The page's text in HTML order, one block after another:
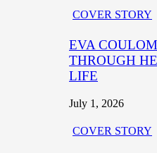
COVER STORY
EVA
THROUGH
LIFE
July 1, 2026
COVER STORY